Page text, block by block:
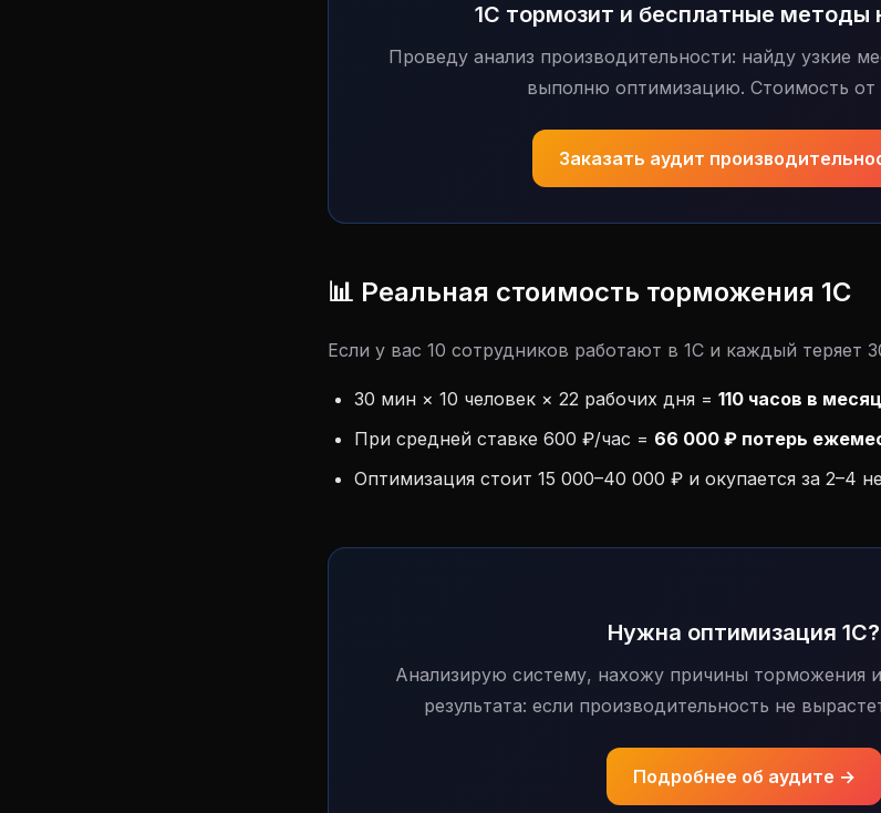
1С тормозит и бесплатные методы
Проведу анализ производительности: найду узкие
выполню оптимизацию. Стоимость от
Заказать аудит
📊 Реальная стоимость торможения 1С
Если у вас 10 сотрудников работают в 1С и каждый теряет
30 мин × 10 человек × 22 рабочих дня = 110 часов в месяц
При средней ставке 600 ₽/час = 66 000 ₽ потерь
Оптимизация стоит 15 000–40 000 ₽ и окупается за 2–4
Нужна оптимизация 1С?
Анализирую систему, нахожу причины торможения
результата: если производительность не
Подробнее об аудите →